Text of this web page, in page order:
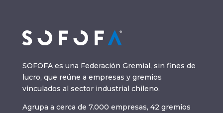
SOFOFA es una Federación Gremial, sin fines de
lucro, que reúne a empresas y gremios
vinculados al sector industrial chileno.
Agrupa a cerca de 7.000 empresas, 42 gremios